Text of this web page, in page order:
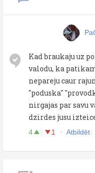
Kad braukaju uz
valodu, ka
nepareju caur
"poduska"
nirgajas par savu
dzirdes jusu
4 1 Atbildēt